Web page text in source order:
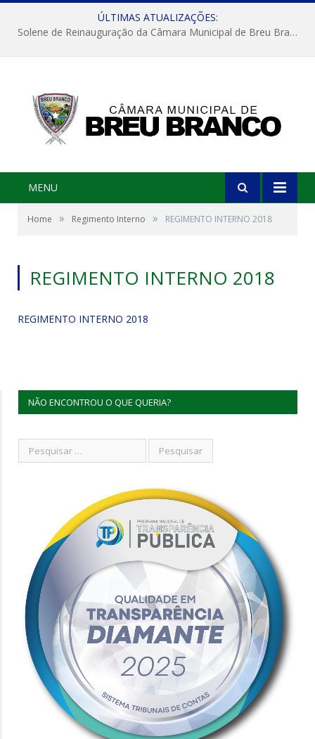
ÚLTIMAS ATUALIZAÇÕES:
Solene de Reinauguração da Câmara Municipal de Breu Branco
MENU
Home » Regimento Interno » REGIMENTO INTERNO 2018
REGIMENTO INTERNO 2018
REGIMENTO INTERNO 2018
NÃO ENCONTROU O QUE QUERIA?